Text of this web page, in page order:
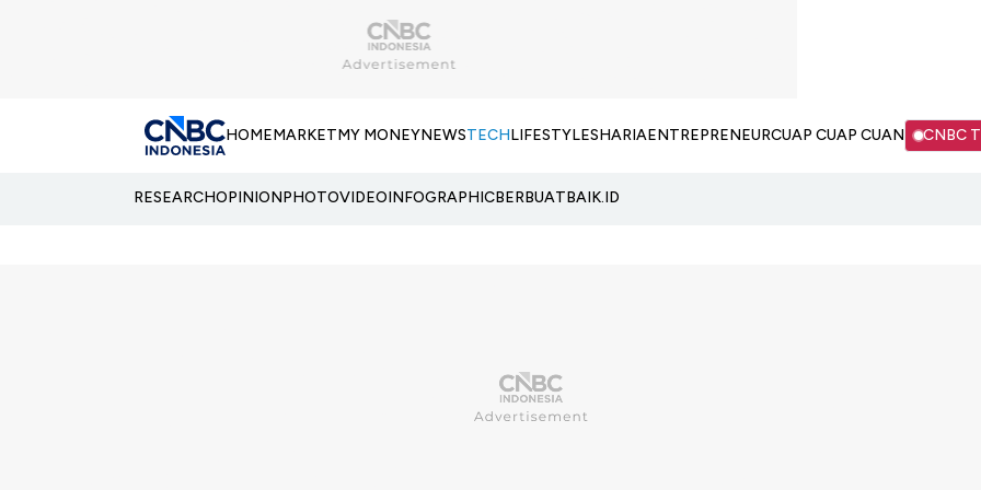
HOMEMARKETMY MONEYNEWSTECHLIFESTYLESHARIAENTREPRENEURCUAP CUAP CUAN CNBC
RESEARCHOPINIONPHOTOVIDEOINFOGRAPHICBERBUATBAIK.ID